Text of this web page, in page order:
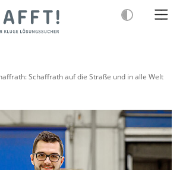
Schaffrath auf die Straße und in alle Welt